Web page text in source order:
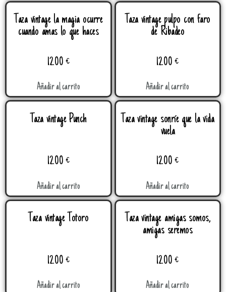
Taza vintage la magia ocurre
cuando amas lo que haces
12.00 €
Añadir al carrito
Taza vintage pulpo con faro
de Ribadeo
12.00€
Añadir al carrito
Taza vintage Punch
12.00 €
Añadir al carrito
Taza vintage sonríe que la vida
vuela
12.00€
Añadir al carrito
Taza vintage Totoro
12.00 €
Añadir al carrito
Taza vintage amigas somos,
amigas seremos
12.00€
Añadir al carrito